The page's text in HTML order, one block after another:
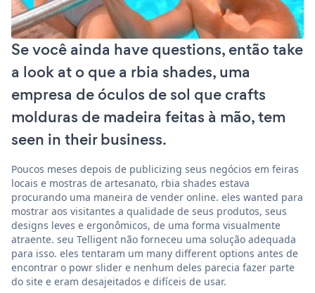
Se você ainda have questions, então take
a look at o que a rbia shades, uma
empresa de óculos de sol que crafts
molduras de madeira feitas à mão, tem
seen in their business.
Poucos meses depois de publicizing seus negócios em feiras
locais e mostras de artesanato, rbia shades estava
procurando uma maneira de vender online. eles wanted para
mostrar aos visitantes a qualidade de seus produtos, seus
designs leves e ergonômicos, de uma forma visualmente
atraente. seu Telligent não forneceu uma solução adequada
para isso. eles tentaram um many different options antes de
encontrar o powr slider e nenhum deles parecia fazer parte
do site e eram desajeitados e difíceis de usar.